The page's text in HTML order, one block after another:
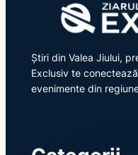
Știri din Valea Jiului,
Exclusiv te
evenimente din